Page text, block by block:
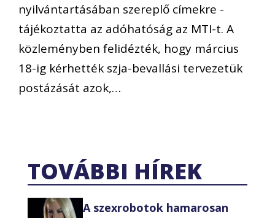
nyilvántartásában szereplő címekre -
tájékoztatta az adóhatóság az MTI-t. A
közleményben felidézték, hogy március
18-ig kérhették szja-bevallási tervezetük
postázását azok,…
TOVÁBBI HÍREK
A szexrobotok hamarosan